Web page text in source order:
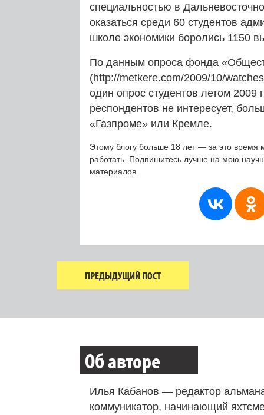
специальностью в
оказаться среди 60 студентов
школе экономики боролись 1150
По данным опроса фонда
(http://metkere.com/2009/10/
один опрос студентов летом 2009
респондентов не интересует,
«Газпроме» или Кремле.
Этому блогу больше 18 лет — за это время
работать. Подпишитесь лучше на мою
материалов.
ПРЕДЫДУЩИЙ ПОСТ
Об авторе
Илья Кабанов — редактор
коммуникатор, начинающий